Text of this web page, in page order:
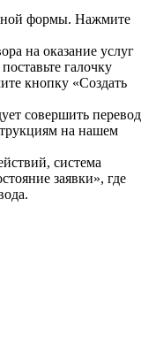
формы. Нажмите
на оказание услуг
галочку
кнопку «Создать
совершить перевод
на нашем
система
заявки», где